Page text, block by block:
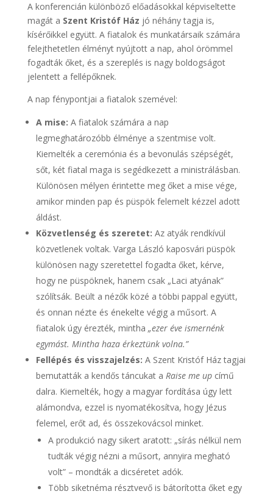
A konferencián különböző előadásokkal képviseltette
magát a Szent Kristóf Ház jó néhány tagja is,
kísérőikkel együtt. A fiatalok és munkatársaik számára
felejthetetlen élményt nyújtott a nap, ahol örömmel
fogadták őket, és a szereplés is nagy boldogságot
jelentett a fellépőknek.
A nap fénypontjai a fiatalok szemével:
A mise: A fiatalok számára a nap
legmeghatározóbb élménye a szentmise volt.
Kiemelték a ceremónia és a bevonulás szépségét,
sőt, két fiatal maga is segédkezett a ministrálásban.
Különösen mélyen érintette meg őket a mise vége,
amikor minden pap és püspök felemelt kézzel adott
áldást.
Közvetlenség és szeretet: Az atyák rendkívül
közvetlenek voltak. Varga László kaposvári püspök
különösen nagy szeretettel fogadta őket, kérve,
hogy ne püspöknek, hanem csak „Laci atyának”
szólítsák. Beült a nézők közé a többi pappal együtt,
és onnan nézte és énekelte végig a műsort. A
fiatalok úgy érezték, mintha „ezer éve ismernénk
egymást. Mintha haza érkeztünk volna.”
Fellépés és visszajelzés: A Szent Kristóf Ház tagjai
bemutatták a kendős táncukat a Raise me upcímű
dalra. Kiemelték, hogy a magyar fordítása úgy lett
alámondva, ezzel is nyomatékosítva, hogy Jézus
felemel, erőt ad, és összekovácsol minket.
A produkció nagy sikert aratott: „sírás nélkül nem
tudták végig nézni a műsort, annyira megható
volt” – mondták a dicséretet adók.
Több siketnéma résztvevő is bátorította őket egy